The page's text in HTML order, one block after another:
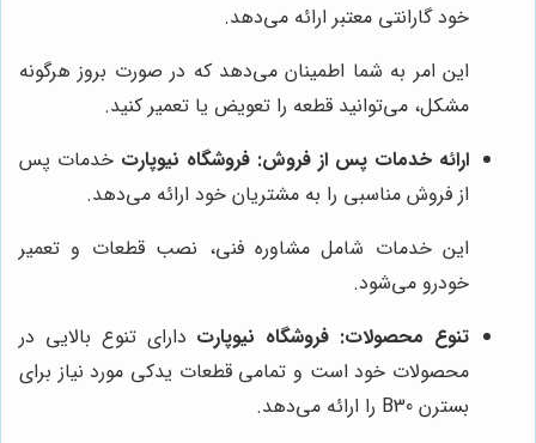
خود گارانتی معتبر ارائه می‌دهد.
این امر به شما اطمینان می‌دهد که در صورت بروز هرگونه
مشکل، می‌توانید قطعه را تعویض یا تعمیر کنید.
ارائه خدمات پس از فروش: فروشگاه نیوپارت خدمات پس
از فروش مناسبی را به مشتریان خود ارائه می‌دهد.
این خدمات شامل مشاوره فنی، نصب قطعات و تعمیر
خودرو می‌شود.
تنوع محصولات: فروشگاه نیوپارت دارای تنوع بالایی در
محصولات خود است و تمامی قطعات یدکی مورد نیاز برای
بسترن B30 را ارائه می‌دهد.